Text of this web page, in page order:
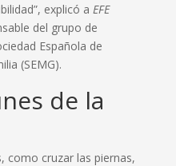
explicó a EFE
del grupo de
Española de
(SEMG).
de la
como cruzar las piernas,